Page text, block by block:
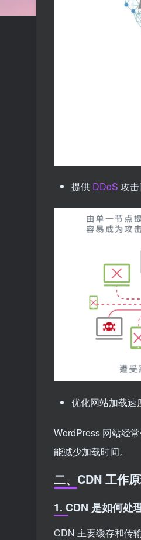
提供 DDoS 攻
优化网站加载速
WordPress 网站经
能减少加载时间。
二、CDN 工作
1. CDN 是如何处
CDN 主要缓存和传